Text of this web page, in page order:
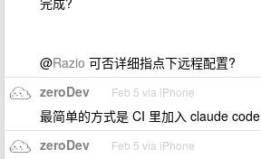
@Razio 可否详细指点下远程配置?
zeroDev Feb 5 via iPhone
最简单的方式是 CI 里加入 claude code
zeroDev Feb 5 via iPhone